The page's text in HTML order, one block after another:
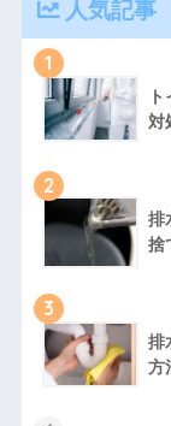
人気記事
1
対
2
排
捨
3
排
方